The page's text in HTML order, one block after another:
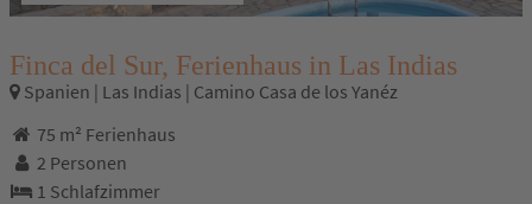
Finca del Sur, Ferienhaus in Las Indias
Spanien | Las Indias | Camino Casa de los Yanéz
75 m² Ferienhaus
2 Personen
1 Schlafzimmer